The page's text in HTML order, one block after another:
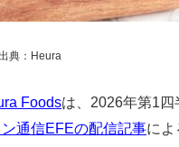
典：Heura
Foodsは、2026年第1四
ン通信EFEの配信記事によ